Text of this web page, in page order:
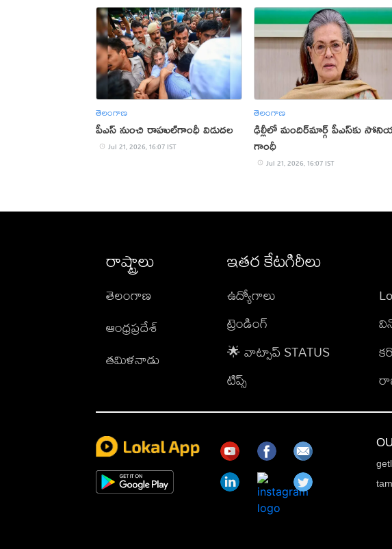
తెలంగాణ
పీఎస్‌ నుంచి రాహుల్‌గాంధీ విడుదల
Jul 21, 2026, 16:07 IST
తెలంగాణ
ఢిల్లీలో మందిర్‌మార్గ్‌ పీఎస్‌కు
గాంధీ
Jul 21, 2026, 16:07 IST
రాష్ట్రాలు
తెలంగాణ
ఆంధ్రప్రదేశ్
తమిళనాడు
ఇతర కేటగిరీలు
ఉద్యోగాలు
ట్రెండింగ్
🌟 వాట్సాప్ STATUS
టిప్స్